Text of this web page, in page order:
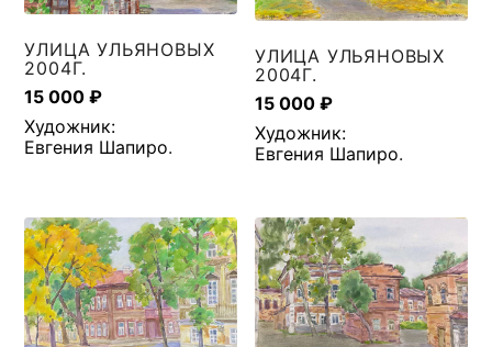
УЛИЦА УЛЬЯНОВЫХ
2004Г.
15 000₽
Художник:
Евгения Шапиро.
УЛИЦА УЛЬЯНОВЫХ
2004Г.
15 000₽
Художник:
Евгения Шапиро.